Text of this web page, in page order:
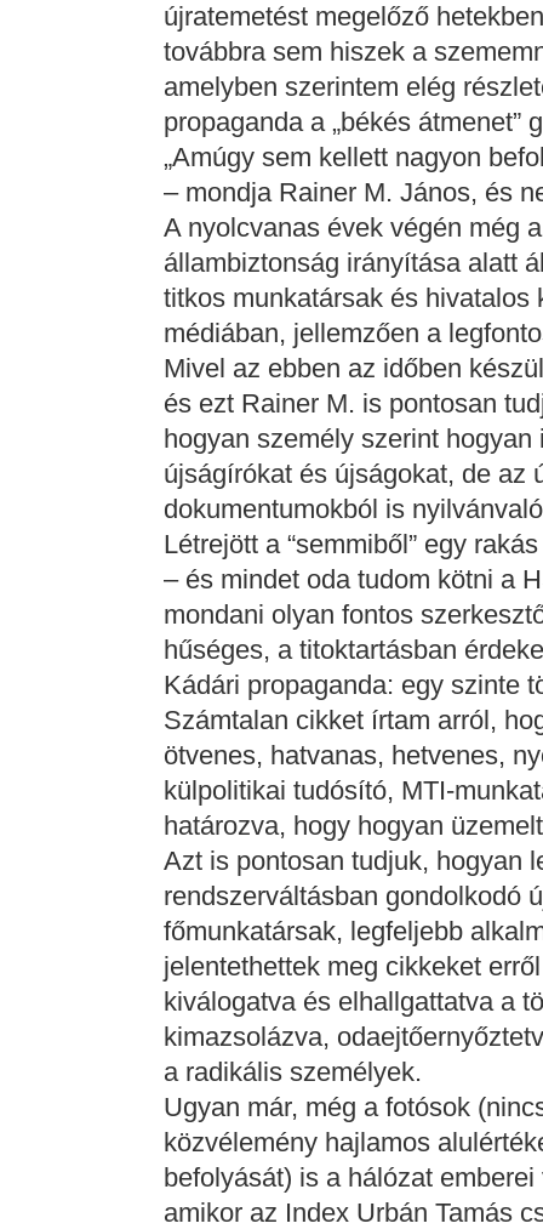
újratemetést megelőző
továbbra sem hiszek a
amelyben szerintem elég
propaganda a „békés átmenet”
„Amúgy sem kellett nagyon
– mondja Rainer M. János, és
A nyolcvanas évek végén még
állambiztonság irányítása alatt
titkos munkatársak és
médiában, jellemzően a
Mivel az ebben az időben
és ezt Rainer M. is pontosan
hogyan személy szerint
újságírókat és újságokat, de az
dokumentumokból is
Létrejött a “semmiből” egy
– és mindet oda tudom kötni a
mondani olyan fontos
hűséges, a titoktartásban
Kádári propaganda: egy szinte
Számtalan cikket írtam arról,
ötvenes, hatvanas, hetvenes,
külpolitikai tudósító, MTI-
határozva, hogy hogyan
Azt is pontosan tudjuk, hogyan
rendszerváltásban gondolkodó
főmunkatársak, legfeljebb
jelentethettek meg cikkeket
kiválogatva és elhallgattatva a
kimazsolázva,
a radikális személyek.
Ugyan már, még a fotósok
közvélemény hajlamos
befolyását) is a hálózat
amikor az Index Urbán Tamás